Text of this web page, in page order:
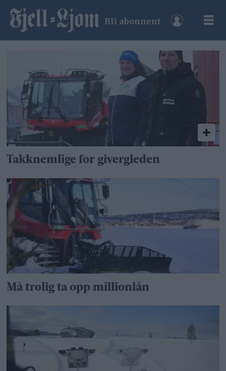
Bli abonnent
løypemaskin
Takknemlige for givergleden
Må trolig ta opp millionlån